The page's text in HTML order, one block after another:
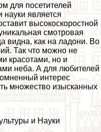
для посетителей
науки является
высокоскоростной
смотровая
видна, как на ладони. Во
Так что можно не
красотами, но и
неба. А для любителей
интерес
множество изысканных
и Науки